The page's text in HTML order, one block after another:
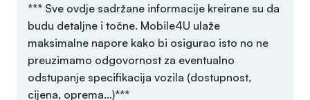
*** Sve ovdje sadržane informacije kreirane su da
budu detaljne i točne. Mobile4U ulaže
maksimalne napore kako bi osigurao isto no ne
preuzimamo odgovornost za eventualno
odstupanje specifikacija vozila (dostupnost,
cijena, oprema…)***